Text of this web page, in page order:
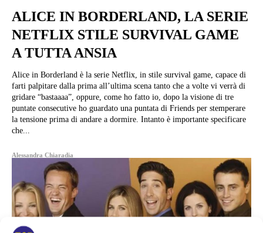
ALICE IN BORDERLAND, LA SERIE
NETFLIX STILE SURVIVAL GAME
A TUTTA ANSIA
Alice in Borderland è la serie Netflix, in stile survival game, capace di
farti palpitare dalla prima all’ultima scena tanto che a volte vi verrà di
gridare “bastaaaa”, oppure, come ho fatto io, dopo la visione di tre
puntate consecutive ho guardato una puntata di Friends per stemperare
la tensione prima di andare a dormire. Intanto è importante specificare
che...
Alessandra Chiaradia